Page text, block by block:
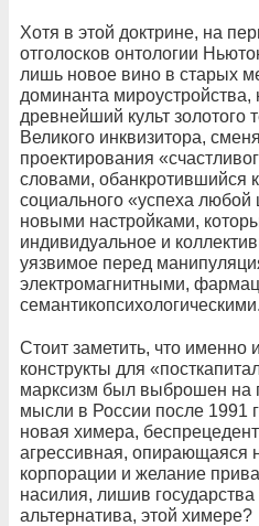
Хотя в этой доктрине, на
отголосков онтологии
лишь новое вино в старых
доминанта
древнейший культ золотого
Великого инквизитора,
проектирования
словами, обанкротившийся
социального «успеха любой
новыми настройками,
индивидуальное и
уязвимое перед
электромагнитными,
семантикопсихологическими.
Стоит заметить, что именно
конструкты для
марксизм был выброшен на
мысли в России после 1991
новая химера,
агрессивная, опирающаяся
корпорации и желание
насилия, лишив
альтернатива, этой химере?